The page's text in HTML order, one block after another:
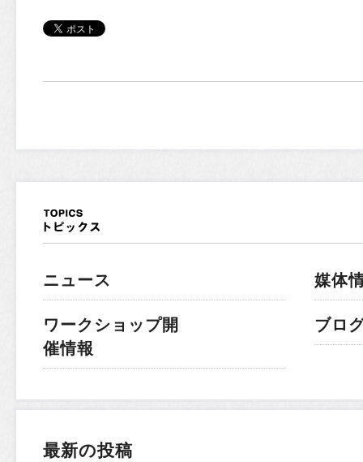
ニュース
ワークショップ開
催情報
媒体
ブロ
最新の投稿